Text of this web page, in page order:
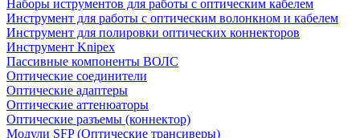
Наборы иструментов для работы с оптическим кабелем
Инструмент для работы с оптическим волонкном и кабелем
Инструмент для полировки оптических коннекторов
Инструмент Knipex
Пассивные компоненты ВОЛС
Оптические соединители
Оптические адаптеры
Оптические аттенюаторы
Оптические разъемы (коннектор)
Модули SFP (Оптические трансиверы)